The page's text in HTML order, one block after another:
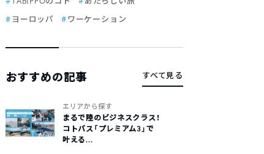
ヨーロッパ
ワーケーション
おすすめの記事 すべて見る
エリアから探す
まるで陸のビジネスクラス！
コトバス「プレミアム3」で
叶える...